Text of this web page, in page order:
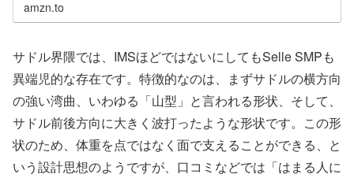
amzn.to
サドル界隈では、IMSほどではないにしてもSelle SMPも
異端児的な存在です。特徴的なのは、まずサドルの横方向
の強い湾曲、いわゆる「山型」と言われる形状、そして、
サドル前後方向に大きく波打ったような形状です。この形
状のため、体重を点ではなく面で支えることができる、と
いう設計思想のようですが、口コミなどでは「はまる人に